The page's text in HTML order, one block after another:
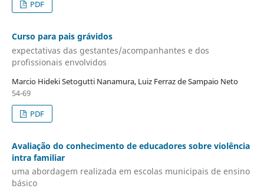
PDF
Curso para pais grávidos
expectativas das gestantes/acompanhantes e dos
profissionais envolvidos
Marcio Hideki Setogutti Nanamura, Luiz Ferraz de Sampaio Neto
54-69
PDF
Avaliação do conhecimento de educadores sobre violência
intra familiar
uma abordagem realizada em escolas municipais de ensino
básico